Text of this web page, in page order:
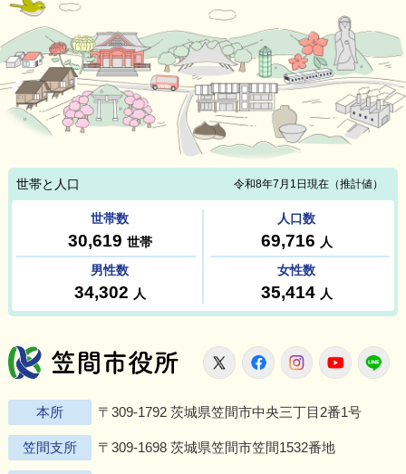
笠間市役所
X FacebookInstagram
本所 〒309-1792 茨城県笠間市中央三丁目2番1号
笠間支所 〒309-1698 茨城県笠間市笠間1532番地